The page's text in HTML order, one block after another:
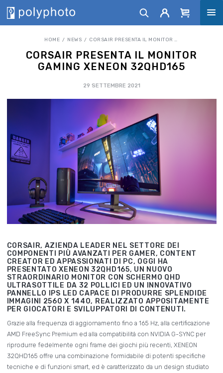
HOME NEWS CORSAIR PRESENTA IL MONITOR GAMING XENEON 32QHD165
CORSAIR PRESENTA IL MONITOR
GAMING XENEON 32QHD165
29 SETTEMBRE 2021
CORSAIR, AZIENDA LEADER NEL SETTORE DEI
COMPONENTI PIÙ AVANZATI PER GAMER, CONTENT
CREATOR ED APPASSIONATI DI PC, OGGI HA
PRESENTATO XENEON 32QHD165, UN NUOVO
STRAORDINARIO MONITOR CON SCHERMO QHD
ULTRASOTTILE DA 32 POLLICI ED UN INNOVATIVO
PANNELLO IPS LED CAPACE DI PRODURRE SPLENDIDE
IMMAGINI 2560 X 1440, REALIZZATO APPOSITAMENTE
PER GIOCATORI E SVILUPPATORI DI CONTENUTI.
Grazie alla frequenza di aggiornamento fino a 165 Hz, alla certificazione
AMD FreeSync Premium ed alla compatibilità con NVIDIA G-SYNC per
riprodurre fedelmente ogni frame dei giochi più recenti, XENEON
32QHD165 offre una combinazione formidabile di potenti specifiche
tecniche e di funzioni smart, ed è caratterizzato da un design studiato